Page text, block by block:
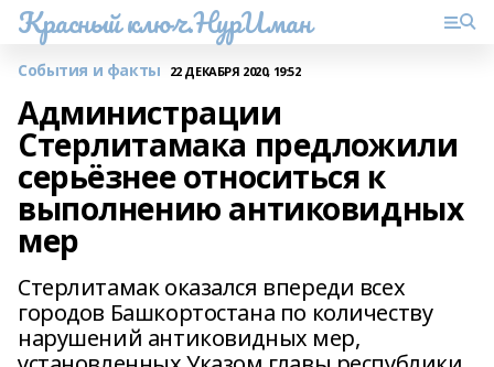
Красный ключ.НурИман
События и факты 22 ДЕКАБРЯ 2020, 19:52
Администрации
Стерлитамака предложили
серьёзнее относиться к
выполнению антиковидных
мер
Стерлитамак оказался впереди всех
городов Башкортостана по количеству
нарушений антиковидных мер,